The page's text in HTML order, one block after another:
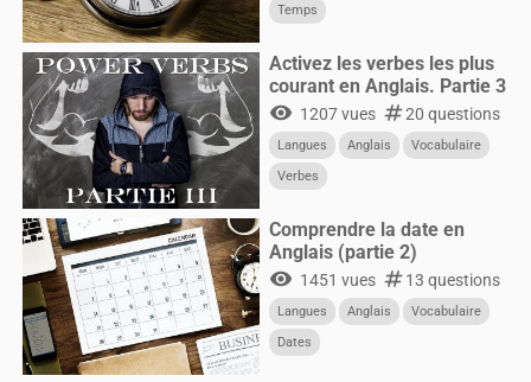
Temps
Activez les verbes les plus
courant en Anglais. Partie 3
visibility 1207 vues numbers20 questions
Langues Anglais
Vocabulaire
Verbes
Comprendre la date en
Anglais (partie 2)
visibility 1451 vues numbers13 questions
Langues Anglais
Vocabulaire
Dates